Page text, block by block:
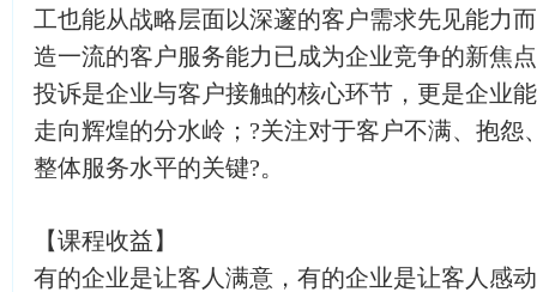
工也能从战略层面以深邃的客户需求先见能力
造一流的客户服务能力已成为企业竞争的新焦
投诉是企业与客户接触的核心环节，更是企业
走向辉煌的分水岭；?关注对于客户不满、抱怨
整体服务水平的关键?。
【课程收益】
有的企业是让客人满意，有的企业是让客人感